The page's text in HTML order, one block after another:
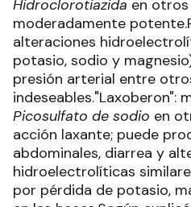
Hidroclorotiazida en otros
moderadamente
alteraciones
potasio, sodio y
presión arterial entre
indeseables."Laxoberon":
Picosulfato de sodio en
acción laxante; puede
abdominales, diarrea y
hidroelectrolíticas
por pérdida de potasio,